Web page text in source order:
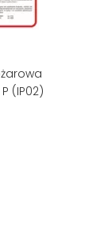
(IP02)